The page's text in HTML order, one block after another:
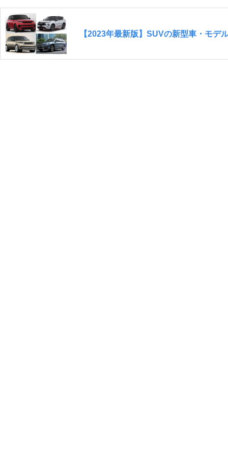
【2023年最新版】SUVの新型車・モデ